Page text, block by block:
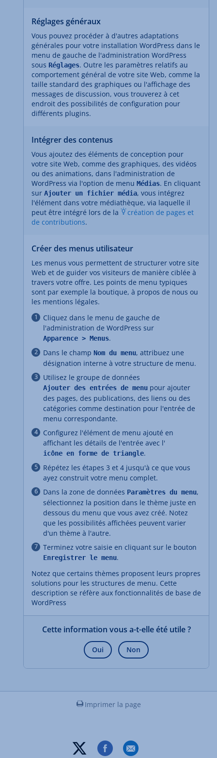
Réglages généraux
Vous pouvez procéder à d'autres adaptations
générales pour votre installation WordPress dans le
menu de gauche de l'administration WordPress
sous Réglages. Outre les paramètres relatifs au
comportement général de votre site Web, comme la
taille standard des graphiques ou l'affichage des
messages de discussion, vous trouverez à cet
endroit des possibilités de configuration pour
différents plugins.
Intégrer des contenus
Vous ajoutez des éléments de conception pour
votre site Web, comme des graphiques, des vidéos
ou des animations, dans l'administration de
WordPress via l'option de menu Médias. En cliquant
sur Ajouter un fichier média, vous intégrez
l'élément dans votre médiathèque, via laquelle il
peut être intégré lors de la
création de pages et
de contributions.
Créer des menus utilisateur
Les menus vous permettent de structurer votre site
Web et de guider vos visiteurs de manière ciblée à
travers votre offre. Les points de menu typiques
sont par exemple la boutique, à propos de nous ou
les mentions légales.
Cliquez dans le menu de gauche de
l'administration de WordPress sur
Apparence > Menus.
Dans le champ Nom du menu, attribuez une
désignation interne à votre structure de menu.
Utilisez le groupe de données
Ajouter des entrées de menu pour ajouter
des pages, des publications, des liens ou des
catégories comme destination pour l'entrée de
menu correspondante.
Configurez l'élément de menu ajouté en
affichant les détails de l'entrée avec l'
icône en forme de triangle.
Répétez les étapes 3 et 4 jusqu'à ce que vous
ayez construit votre menu complet.
Dans la zone de données Paramètres du menu,
sélectionnez la position dans le thème juste en
dessous du menu que vous avez créé. Notez
que les possibilités affichées peuvent varier
d'un thème à l'autre.
Terminez votre saisie en cliquant sur le bouton
Enregistrer le menu.
Notez que certains thèmes proposent leurs propres
solutions pour les structures de menu. Cette
description se réfère aux fonctionnalités de base de
WordPress
Cette information vous a-t-elle été utile ?
Oui Non
Imprimer la page